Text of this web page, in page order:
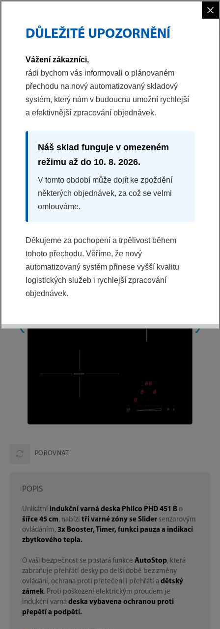
INDUKČNÍ VARNÁ DESKA
PHD 451 B
3x Booster - zvýšený výkon
Dotykové ovládání Slider
Automatická detekce nádobí
Ochrana proti přehřátí a přetečení
Historický produkt
POROVNAT
POPIS
Unikátní indukční varná deska Philco PHD 451 B o
šířce 45 cm, nabízí tři varné zóny se Slider senzorovým
ovládáním, 3x Booster, Timer, funkci pauza a indikaci
zbytkového tepla.
O vaši bezpečnost se postará funkce AutoStop, která
zabraňuje přehřátí desky po delší době bez změny
ovládání, ochrana proti přetečení i přehřátí a dětský
zámek. Proti poškození elektrickým proudem je
indukční varná deska vybavena ochranou proti
přepětí a podpětí.
×
DŮLEŽITÉ UPOZORNĚNÍ
Vážení zákazníci,
rádi bychom vás informovali o plánovaném
přechodu na nový automatizovaný skladový
systém, který nám v budoucnu umožní rychlejší
a efektivnější zpracování objednávek.
Náš sklad funguje v omezeném
režimu až do 10. 8. 2026.
V tomto období může dojít ke zpoždění
některých objednávek, za což se velmi
omlouváme.
Děkujeme za pochopení a trpělivost během
tohoto přechodu. Věříme, že nový
automatizovaný systém přinese vyšší kvalitu
logistických služeb i rychlejší zpracování
objednávek.